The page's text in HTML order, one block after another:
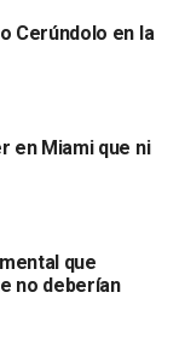
Cerúndolo en la
en Miami que ni
que
no deberían